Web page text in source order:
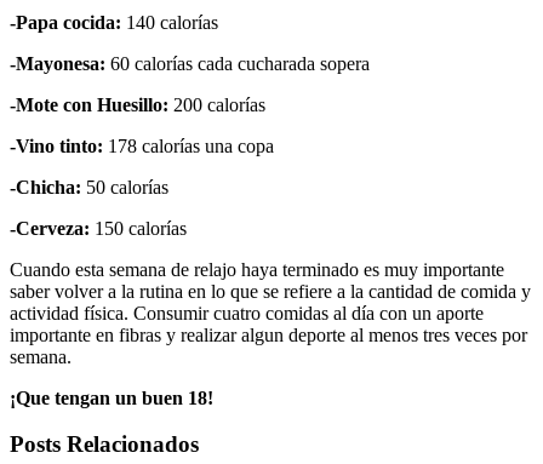
-Papa cocida: 140 calorías
-Mayonesa: 60 calorías cada cucharada sopera
-Mote con Huesillo: 200 calorías
-Vino tinto: 178 calorías una copa
-Chicha: 50 calorías
-Cerveza: 150 calorías
Cuando esta semana de relajo haya terminado es muy importante
saber volver a la rutina en lo que se refiere a la cantidad de comida y
actividad física. Consumir cuatro comidas al día con un aporte
importante en fibras y realizar algun deporte al menos tres veces por
semana.
¡Que tengan un buen 18!
Posts Relacionados